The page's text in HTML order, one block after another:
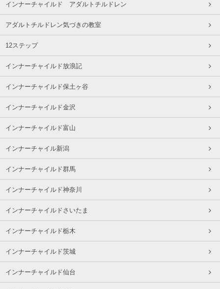
インナーチャイルド アダルトチルドレン
アダルトチルドレン気づきの教室
12ステップ
インナーチャイルド放浪記
インナーチャイルド保土ヶ谷
インナーチャイルド金沢
インナーチャイルド富山
インナーチャイル新潟
インナーチャイルド群馬
インナーチャイルド神奈川
インナーチャイルドさいたま
インナーチャイルド栃木
インナーチャイルド茨城
インナーチャイルド仙台